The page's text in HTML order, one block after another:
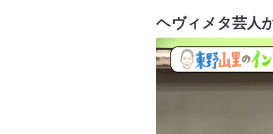
ヘヴィメタ芸人